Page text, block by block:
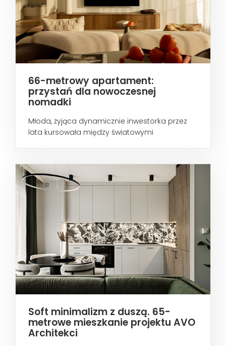
66-metrowy apartament:
przystań dla nowoczesnej
nomadki
Młoda, żyjąca dynamicznie inwestorka przez
lata kursowała między światowymi
Soft minimalizm z duszą. 65-
metrowe mieszkanie projektu AVO
Architekci